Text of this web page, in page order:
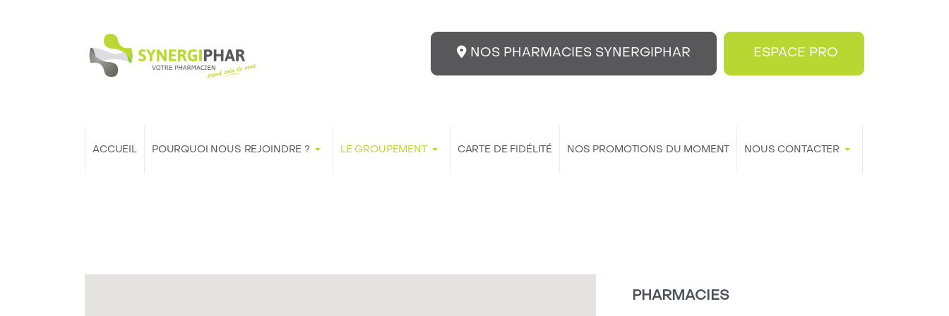
NOS PHARMACIES SYNERGIPHAR ESPACE PRO
ACCUEIL POURQUOI NOUS REJOINDRE ? LE GROUPEMENT CARTE DE FIDÉLITÉ NOS PROMOTIONS DU MOMENT NOUS CONTACTER
PHARMACIES